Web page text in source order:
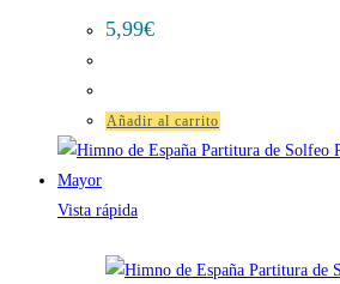
5,99€
Añadir al carrito
Vista rápida